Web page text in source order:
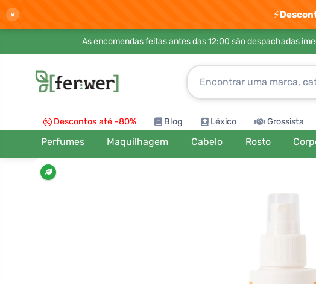
× ⚡
As encomendas feitas antes das 12:00 são despachadas
Descontos até -80% Blog Léxico Grossista
Perfumes Maquilhagem Cabelo Rosto